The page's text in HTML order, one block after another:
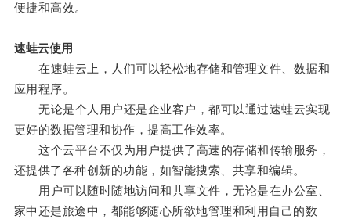
便捷和高效。
速蛙云使用
在速蛙云上，人们可以轻松地存储和管理文件、数据和
应用程序。
无论是个人用户还是企业客户，都可以通过速蛙云实现
更好的数据管理和协作，提高工作效率。
这个云平台不仅为用户提供了高速的存储和传输服务，
还提供了各种创新的功能，如智能搜索、共享和编辑。
用户可以随时随地访问和共享文件，无论是在办公室、
家中还是旅途中，都能够随心所欲地管理和利用自己的数